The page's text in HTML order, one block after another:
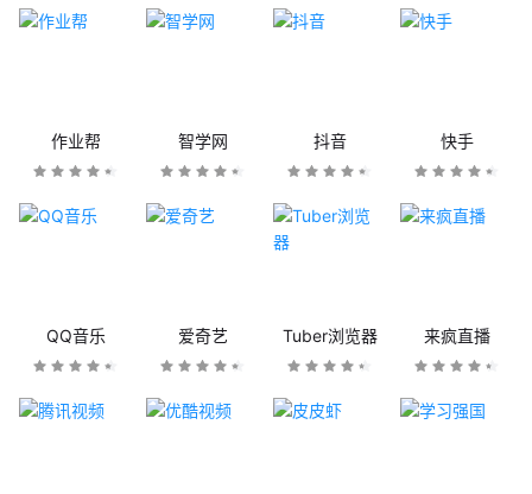
作业帮 智学网 抖音 快手
QQ音乐 爱奇艺 Tuber浏览器 来疯直播